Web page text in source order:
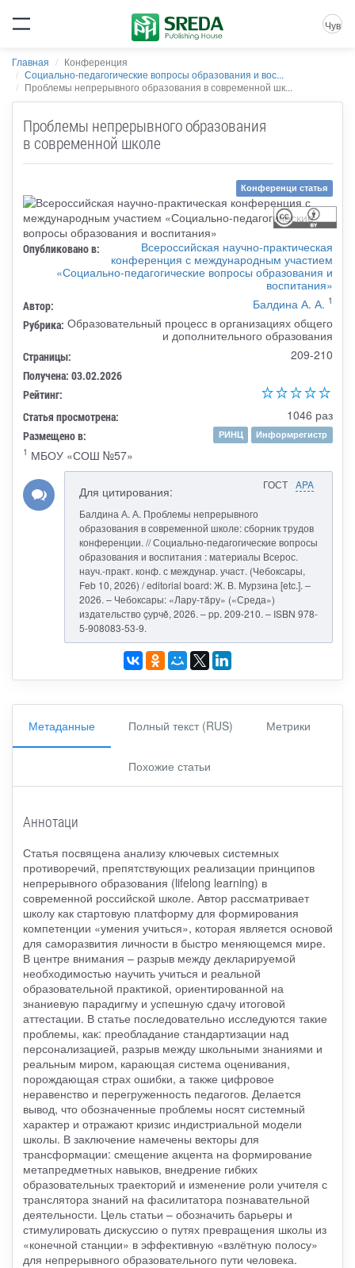
Чув
Главная
Конференция
Социально-педагогические вопросы образования и вос...
Проблемы непрерывного образования в современной шк...
Проблемы непрерывного образования
в современной школе
Конференци статья
Опубликовано в:
Всероссийская научно-практическая
конференция с международным участием
«Социально-педагогические вопросы образования и
воспитания»
Автор: Балдина А. А. 1
Рубрика: Образовательный процесс в организациях общего
и дополнительного образования
Страницы: 209-210
Получена: 03.02.2026
Рейтинг:
Статья просмотрена:
1046 раз
Размещено в: РИНЦ
Информрегистр
1 МБОУ «СОШ №57»
ГОСТ APA
Для цитирования:
Балдина А. А. Проблемы непрерывного
образования в современной школе: сборник трудов
конференции. // Социально-педагогические вопросы
образования и воспитания : материалы Всерос.
науч.-практ. конф. с междунар. участ. (Чебоксары,
Feb 10, 2026) / editorial board: Ж. В. Мурзина [etc.]. –
2026. – Чебоксары: «Лару-тăру» («Среда»)
издательство çурчě, 2026. – pp. 209-210. – ISBN 978-
5-908083-53-9.
Метаданные Полный текст (RUS) Метрики
Похожие статьи
Аннотаци
Статья посвящена анализу ключевых системных
противоречий, препятствующих реализации принципов
непрерывного образования (lifelong learning) в
современной российской школе. Автор рассматривает
школу как стартовую платформу для формирования
компетенции «умения учиться», которая является основой
для саморазвития личности в быстро меняющемся мире.
В центре внимания – разрыв между декларируемой
необходимостью научить учиться и реальной
образовательной практикой, ориентированной на
знаниевую парадигму и успешную сдачу итоговой
аттестации. В статье последовательно исследуются такие
проблемы, как: преобладание стандартизации над
персонализацией, разрыв между школьными знаниями и
реальным миром, карающая система оценивания,
порождающая страх ошибки, а также цифровое
неравенство и перегруженность педагогов. Делается
вывод, что обозначенные проблемы носят системный
характер и отражают кризис индистриальной модели
школы. В заключение намечены векторы для
трансформации: смещение акцента на формирование
метапредметных навыков, внедрение гибких
образовательных траекторий и изменение роли учителя с
транслятора знаний на фасилитатора познавательной
деятельности. Цель статьи – обозначить барьеры и
стимулировать дискуссию о путях превращения школы из
«конечной станции» в эффективную «взлётную полосу»
для непрерывного образовательного пути человека.